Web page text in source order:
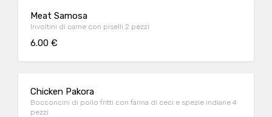
Meat Samosa
Involtini di carne con piselli 2 pezzi
6.00 €
Chicken Pakora
Bocconcini di pollo fritti con farina di ceci e spezie indiane 4
pezzi